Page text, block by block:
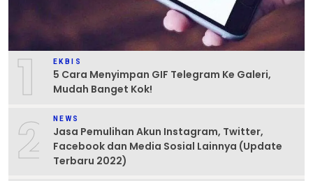
1 EKBIS
5 Cara Menyimpan GIF Telegram Ke Galeri,
Mudah Banget Kok!
2 NEWS
Jasa Pemulihan Akun Instagram, Twitter,
Facebook dan Media Sosial Lainnya (Update
Terbaru 2022)